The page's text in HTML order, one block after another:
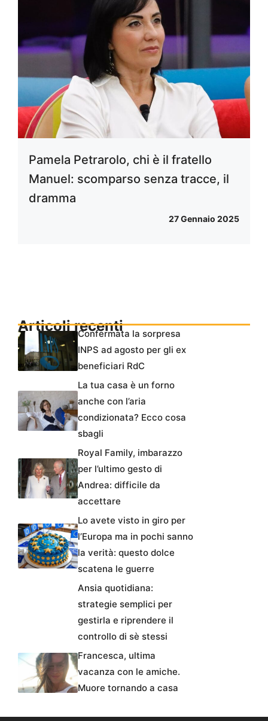
Pamela Petrarolo, chi è il fratello
Manuel: scomparso senza tracce, il
dramma
27 Gennaio 2025
Articoli recentiConfermata la sorpresa
INPS ad agosto per gli ex
beneficiari RdC
La tua casa è un forno
anche con l’aria
condizionata? Ecco cosa
sbagli
Royal Family, imbarazzo
per l’ultimo gesto di
Andrea: difficile da
accettare
Lo avete visto in giro per
l’Europa ma in pochi sanno
la verità: questo dolce
scatena le guerre
Ansia quotidiana:
strategie semplici per
gestirla e riprendere il
controllo di sè stessi
Francesca, ultima
vacanza con le amiche.
Muore tornando a casa